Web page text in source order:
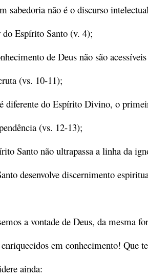
sabedoria não é o discurso
do Espírito Santo (v. 4);
de Deus não são
(vs. 10-11);
diferente do Espírito Divino, o
(vs. 12-13);
Santo não ultrapassa a linha da
desenvolve discernimento
a vontade de Deus, da mesma
em conhecimento! Que
ainda: